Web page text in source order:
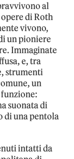
al
di Roth
vivono,
un pioniere
Immaginate
e, tra
strumenti
un
suonata di
di una pentola
intatti da